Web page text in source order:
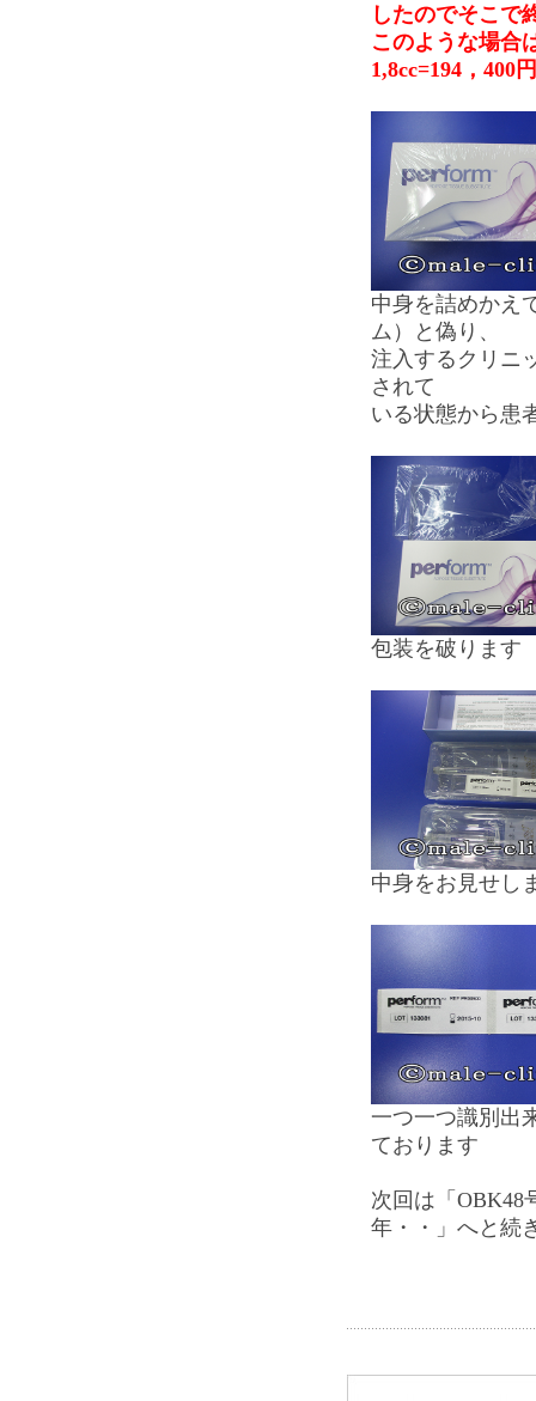
したのでそこで
このような場合
1,8cc=194，400
中身を詰めかえ
ム）と偽り、
注入するクリニ
されて
いる状態から患
包装を破ります
中身をお見せし
一つ一つ識別出
ております
次回は「OBK48
年・・」へと続